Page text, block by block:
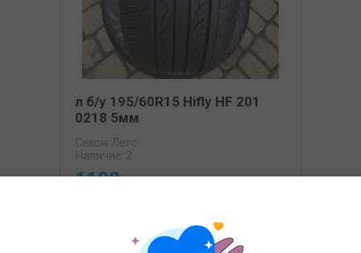
л б/у 195/60R15 Hifly HF 201
0218 5мм
Сезон: Лето
Наличие: 2
1100